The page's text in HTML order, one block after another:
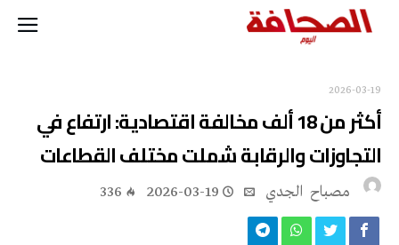
2026-03-19
أكثر من 18 ألف مخالفة اقتصادية: ارتفاع في
التجاوزات والرقابة شملت مختلف القطاعات
مصباح ‭ ‬الجدي 2026-03-19
336